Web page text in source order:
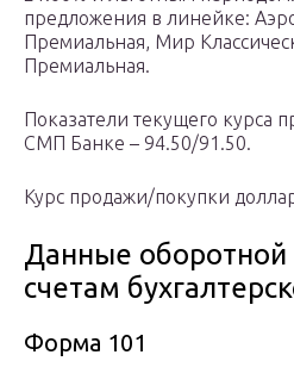
предложения в линейке:
Премиальная, Мир
Премиальная.
Показатели текущего курса
СМП Банке – 94.50/91.50.
Курс продажи/покупки
Данные оборотной
счетам
Форма 101